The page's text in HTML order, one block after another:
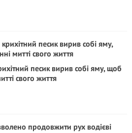
песик вирив собі яму, щоб
свого життя